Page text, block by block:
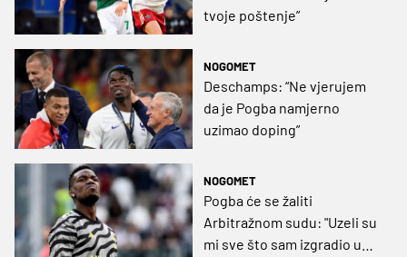
tvoje poštenje”
NOGOMET
Deschamps: “Ne vjerujem
da je Pogba namjerno
uzimao doping”
NOGOMET
Pogba će se žaliti
Arbitražnom sudu: "Uzeli su
mi sve što sam izgradio u